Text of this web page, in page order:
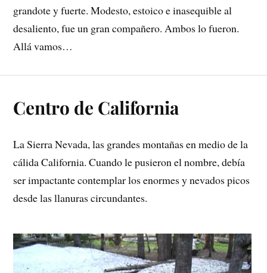
grandote y fuerte. Modesto, estoico e inasequible al
desaliento, fue un gran compañero. Ambos lo fueron.
Allá vamos…
Centro de California
La Sierra Nevada, las grandes montañas en medio de la
cálida California. Cuando le pusieron el nombre, debía
ser impactante contemplar los enormes y nevados picos
desde las llanuras circundantes.